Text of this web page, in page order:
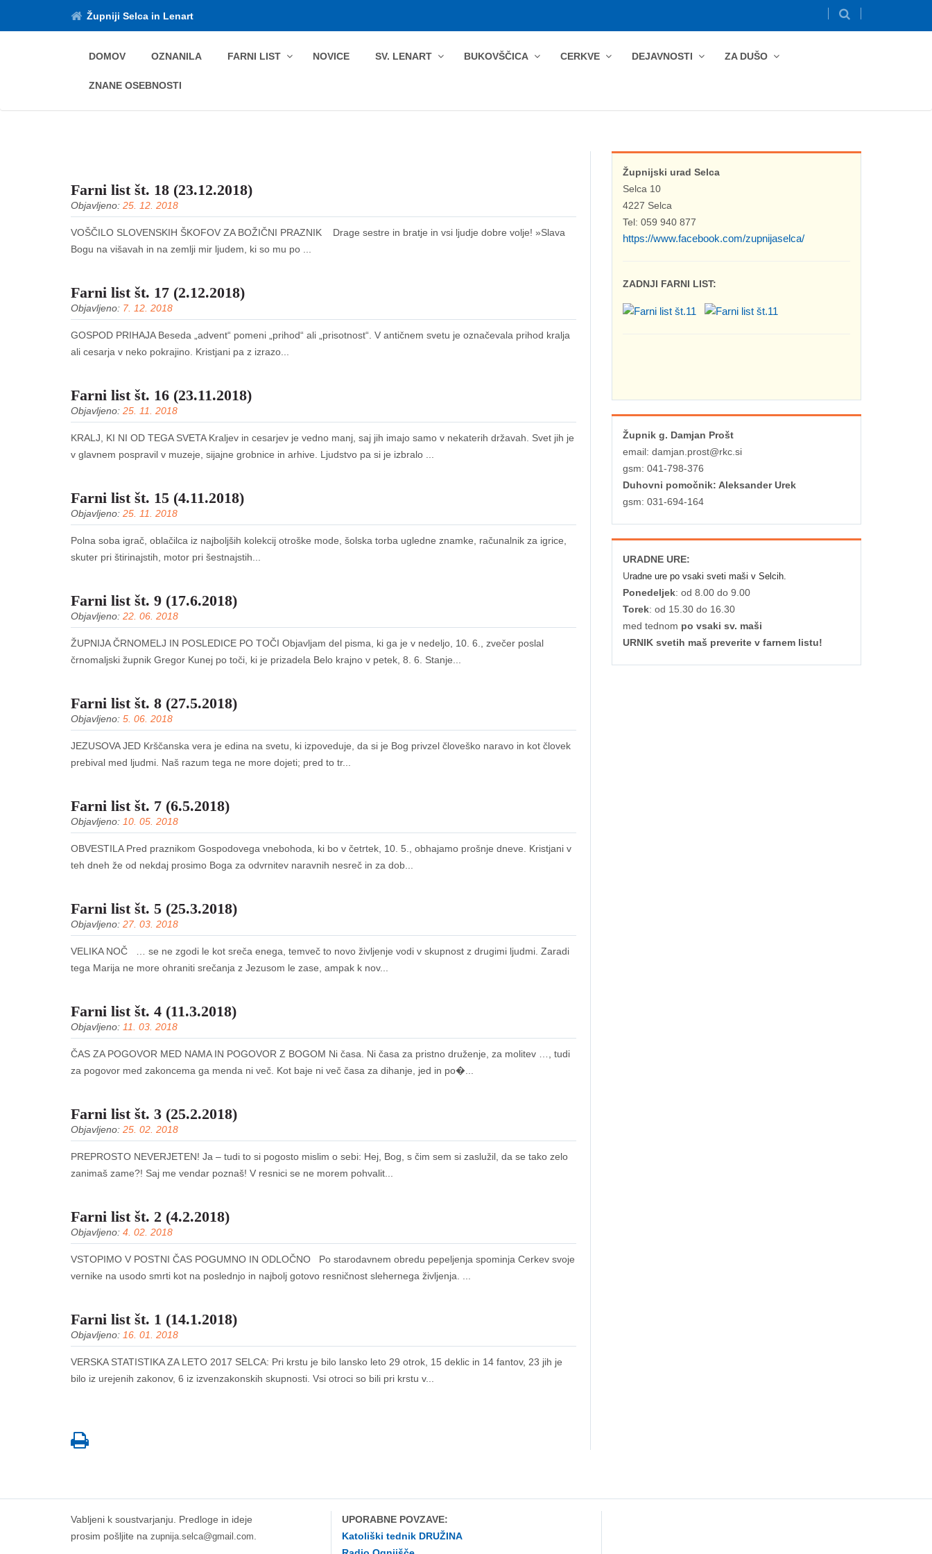
Župniji Selca in Lenart
DOMOV OZNANILA FARNI LIST NOVICE SV. LENART BUKOVŠČICA CERKVE DEJAVNOSTI ZA DUŠO
ZNANE OSEBNOSTI
Farni list št. 18 (23.12.2018)
Objavljeno: 25. 12. 2018
VOŠČILO SLOVENSKIH ŠKOFOV ZA BOŽIČNI PRAZNIK Drage sestre in bratje in vsi ljudje dobre volje! »Slava
Bogu na višavah in na zemlji mir ljudem, ki so mu po ...
Farni list št. 17 (2.12.2018)
Objavljeno: 7. 12. 2018
GOSPOD PRIHAJA Beseda „advent“ pomeni „prihod“ ali „prisotnost“. V antičnem svetu je označevala prihod kralja
ali cesarja v neko pokrajino. Kristjani pa z izrazo...
Farni list št. 16 (23.11.2018)
Objavljeno: 25. 11. 2018
KRALJ, KI NI OD TEGA SVETA Kraljev in cesarjev je vedno manj, saj jih imajo samo v nekaterih državah. Svet jih je
v glavnem pospravil v muzeje, sijajne grobnice in arhive. Ljudstvo pa si je izbralo ...
Farni list št. 15 (4.11.2018)
Objavljeno: 25. 11. 2018
Polna soba igrač, oblačilca iz najboljših kolekcij otroške mode, šolska torba ugledne znamke, računalnik za igrice,
skuter pri štirinajstih, motor pri šestnajstih...
Farni list št. 9 (17.6.2018)
Objavljeno: 22. 06. 2018
ŽUPNIJA ČRNOMELJ IN POSLEDICE PO TOČI Objavljam del pisma, ki ga je v nedeljo, 10. 6., zvečer poslal
črnomaljski župnik Gregor Kunej po toči, ki je prizadela Belo krajno v petek, 8. 6. Stanje...
Farni list št. 8 (27.5.2018)
Objavljeno: 5. 06. 2018
JEZUSOVA JED Krščanska vera je edina na svetu, ki izpoveduje, da si je Bog privzel človeško naravo in kot človek
prebival med ljudmi. Naš razum tega ne more dojeti; pred to tr...
Farni list št. 7 (6.5.2018)
Objavljeno: 10. 05. 2018
​ OBVESTILA Pred praznikom Gospodovega vnebohoda, ki bo v četrtek, 10. 5., obhajamo prošnje dneve. Kristjani v
teh dneh že od nekdaj prosimo Boga za odvrnitev naravnih nesreč in za dob...
Farni list št. 5 (25.3.2018)
Objavljeno: 27. 03. 2018
VELIKA NOČ … se ne zgodi le kot sreča enega, temveč to novo življenje vodi v skupnost z drugimi ljudmi. Zaradi
tega Marija ne more ohraniti srečanja z Jezusom le zase, ampak k nov...
Farni list št. 4 (11.3.2018)
Objavljeno: 11. 03. 2018
ČAS ZA POGOVOR MED NAMA IN POGOVOR Z BOGOM Ni časa. Ni časa za pristno druženje, za molitev …, tudi
za pogovor med zakoncema ga menda ni več. Kot baje ni več časa za dihanje, jed in po�...
Farni list št. 3 (25.2.2018)
Objavljeno: 25. 02. 2018
PREPROSTO NEVERJETEN! Ja – tudi to si pogosto mislim o sebi: Hej, Bog, s čim sem si zaslužil, da se tako zelo
zanimaš zame?! Saj me vendar poznaš! V resnici se ne morem pohvalit...
Farni list št. 2 (4.2.2018)
Objavljeno: 4. 02. 2018
VSTOPIMO V POSTNI ČAS POGUMNO IN ODLOČNO Po starodavnem obredu pepeljenja spominja Cerkev svoje
vernike na usodo smrti kot na poslednjo in najbolj gotovo resničnost slehernega življenja. ...
Farni list št. 1 (14.1.2018)
Objavljeno: 16. 01. 2018
VERSKA STATISTIKA ZA LETO 2017 SELCA: Pri krstu je bilo lansko leto 29 otrok, 15 deklic in 14 fantov, 23 jih je
bilo iz urejenih zakonov, 6 iz izvenzakonskih skupnosti. Vsi otroci so bili pri krstu v...
Župnijski urad Selca
Selca 10
4227 Selca
Tel: 059 940 877
https://www.facebook.com/zupnijaselca/
ZADNJI FARNI LIST:
Župnik g. Damjan Prošt
email: damjan.prost@rkc.si
gsm: 041-798-376
Duhovni pomočnik: Aleksander Urek
gsm: 031-694-164
URADNE URE:
Uradne ure po vsaki sveti maši v Selcih.
Ponedeljek: od 8.00 do 9.00
Torek: od 15.30 do 16.30
med tednom po vsaki sv. maši
URNIK svetih maš preverite v farnem listu!
Vabljeni k soustvarjanju. Predloge in ideje
prosim pošljite na zupnija.selca@gmail.com
UPORABNE POVZAVE:
Katoliški tednik DRUŽINA